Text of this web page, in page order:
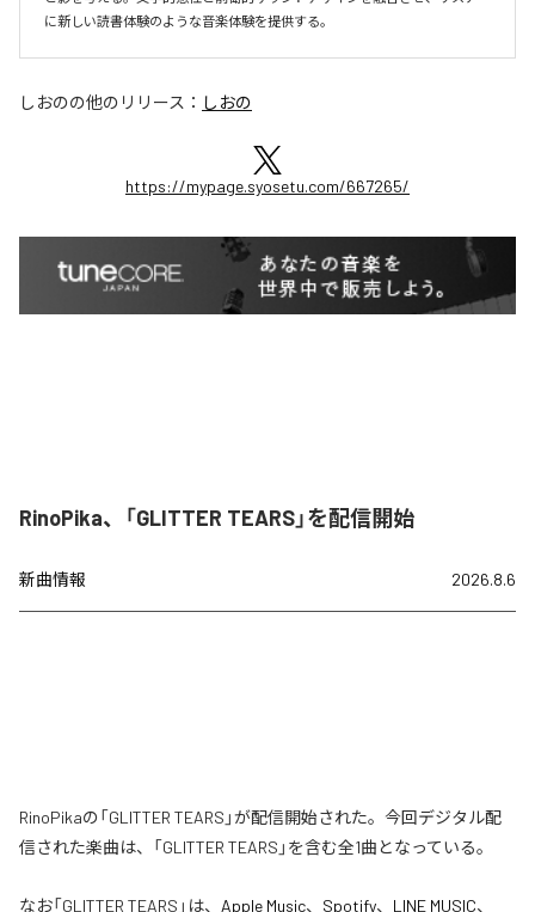
に新しい読書体験のような音楽体験を提供する。
しおのの他のリリース： しおの
https://mypage.syosetu.com/667265/
RinoPika、「GLITTER TEARS」を配信開始
新曲情報 2026.8.6
RinoPikaの「GLITTER TEARS」が配信開始された。今回デジタル配
信された楽曲は、「GLITTER TEARS」を含む全1曲となっている。
なお「GLITTER TEARS 」は、 Apple Music、 Spotify、 LINE MUSIC、